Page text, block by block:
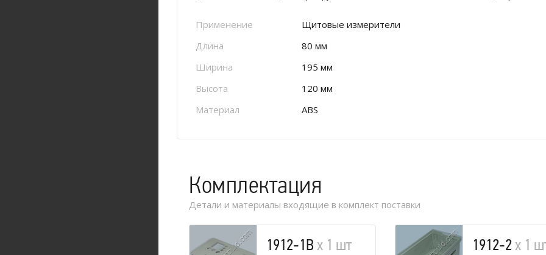
Применение
Щитовые измерители
Длина
80 мм
Ширина
195 мм
Высота
120 мм
Материал
ABS
Комплектация
Детали и материалы входящие в комплект поставки
1912-1Bх 1 шт 1912-2х 1